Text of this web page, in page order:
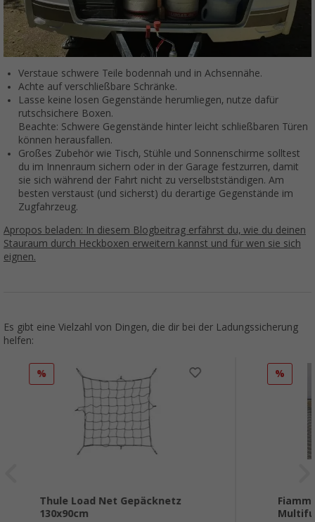
Verstaue schwere Teile bodennah und in Achsennähe.
Achte auf verschließbare Schränke.
Lasse keine losen Gegenstände herumliegen, nutze dafür
rutschsichere Boxen.
Beachte: Schwere Gegenstände hinter leicht schließbaren Türen
können herausfallen.
Großes Zubehör wie Tisch, Stühle und Sonnenschirme solltest
du im Innenraum sichern oder in der Garage festzurren, damit
sie sich während der Fahrt nicht zu verselbstständigen. Am
besten verstaust (und sicherst) du derartige Gegenstände im
Zugfahrzeug.
Apropos beladen: In diesem Blogbeitrag erfährst du, wie du deinen
Stauraum durch Heckboxen erweitern kannst und für wen sie sich
eignen.
Es gibt eine Vielzahl von Dingen, die dir bei der Ladungssicherung
helfen:
%
Thule Load Net Gepäcknetz
130x90cm
%